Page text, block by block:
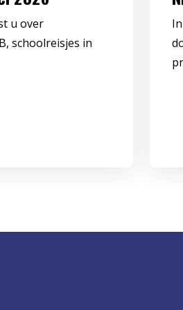
u over
schoolreisjes in